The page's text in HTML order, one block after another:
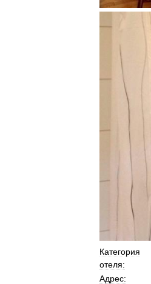
Категория
отеля:
Адрес: